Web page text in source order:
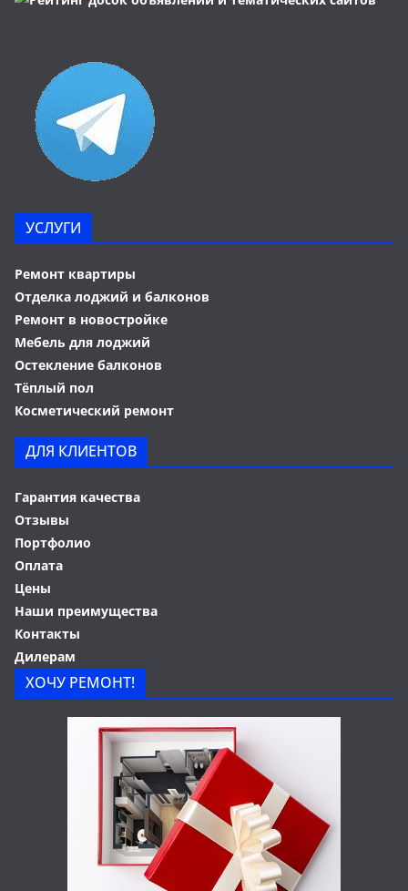
УСЛУГИ
Ремонт квартиры
Отделка лоджий и балконов
Ремонт в новостройке
Мебель для лоджий
Остекление балконов
Тёплый пол
Косметический ремонт
ДЛЯ КЛИЕНТОВ
Гарантия качества
Отзывы
Портфолио
Оплата
Цены
Наши преимущества
Контакты
Дилерам
ХОЧУ РЕМОНТ!